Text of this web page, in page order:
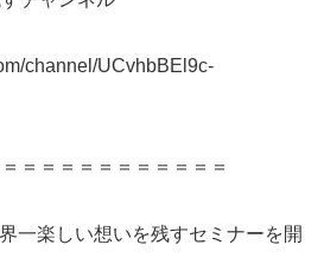
channel/UCvhbBEl9c-
＝＝＝＝＝＝＝＝＝＝＝
一楽しい想いを残すセミナーを開